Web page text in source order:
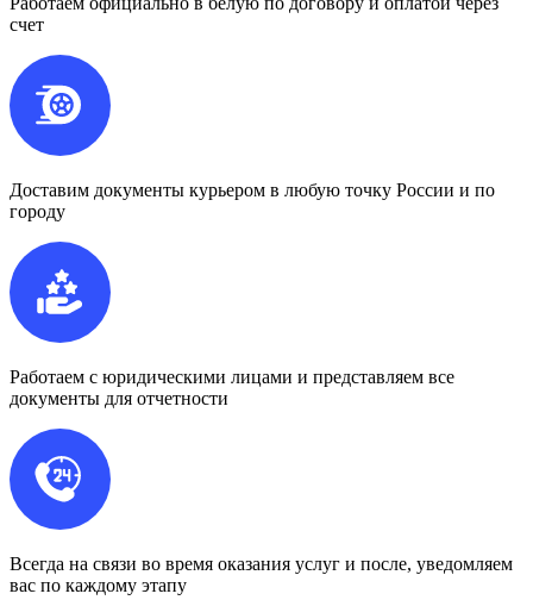
счет
Доставим документы курьером в любую точку России и по
городу
Работаем с юридическими лицами и представляем все
документы для отчетности
Всегда на связи во время оказания услуг и после, уведомляем
вас по каждому этапу